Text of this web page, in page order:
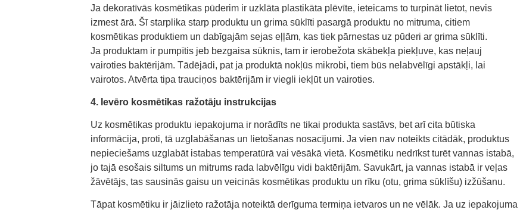
Ja dekoratīvās kosmētikas pūderim ir uzklāta plastikāta plēvīte, ieteicams to turpināt lietot, nevis
izmest ārā. Šī starplika starp produktu un grima sūklīti pasargā produktu no mitruma, citiem
kosmētikas produktiem un dabīgajām sejas eļļām, kas tiek pārnestas uz pūderi ar grima sūklīti.
Ja produktam ir pumpītis jeb bezgaisa sūknis, tam ir ierobežota skābekļa piekļuve, kas neļauj
vairoties baktērijām. Tādējādi, pat ja produktā nokļūs mikrobi, tiem būs nelabvēlīgi apstākļi, lai
vairotos. Atvērta tipa trauciņos baktērijām ir viegli iekļūt un vairoties.
4. Ievēro kosmētikas ražotāju instrukcijas
Uz kosmētikas produktu iepakojuma ir norādīts ne tikai produkta sastāvs, bet arī cita būtiska
informācija, proti, tā uzglabāšanas un lietošanas nosacījumi. Ja vien nav noteikts citādāk, produktus
nepieciešams uzglabāt istabas temperatūrā vai vēsākā vietā. Kosmētiku nedrīkst turēt vannas istabā,
jo tajā esošais siltums un mitrums rada labvēlīgu vidi baktērijām. Savukārt, ja vannas istabā ir veļas
žāvētājs, tas sausinās gaisu un veicinās kosmētikas produktu un rīku (otu, grima sūklīšu) izžūšanu.
Tāpat kosmētiku ir jāizlieto ražotāja noteiktā derīguma termiņa ietvaros un ne vēlāk. Ja uz iepakojuma